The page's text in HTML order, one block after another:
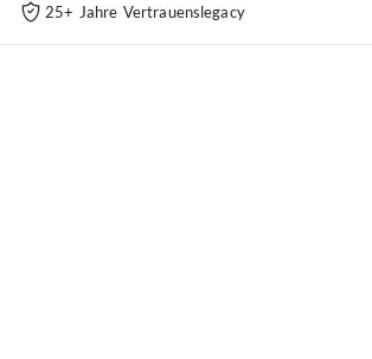
25+ Jahre Vertrauenslegacy